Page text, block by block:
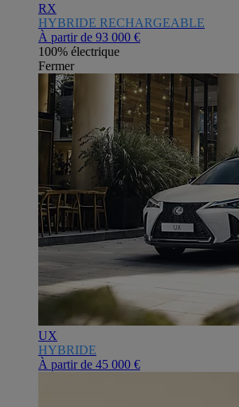
RX
HYBRIDE RECHARGEABLE
À partir de 93 000 €
100% électrique
Fermer
UX
HYBRIDE
À partir de 45 000 €